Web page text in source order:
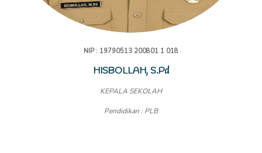
NIP : 19790513 200801 1 018
HISBOLLAH, S.Pd
KEPALA SEKOLAH
Pendidikan : PLB